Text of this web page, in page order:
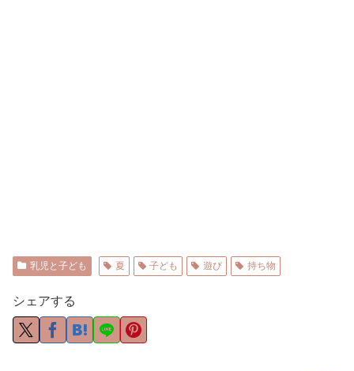
乳児と子ども 夏 子ども 遊び 持ち物
シェアする